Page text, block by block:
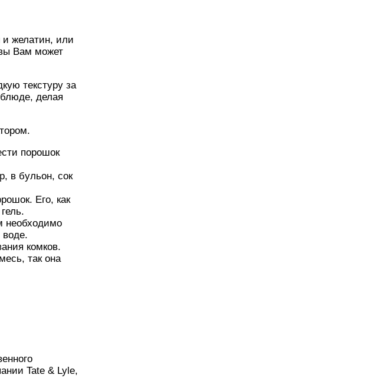
и желатин, или
Вам может
текстуру за
делая
порошок
в бульон, сок
Его, как
необходимо
воде.
комков.
так она
Tate & Lyle,